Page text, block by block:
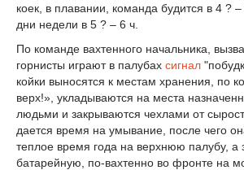
коек, в плавании, команда будится в 4 ? –
дни недели в 5 ? – 6 ч.
По команде вахтенного начальника,
горнисты играют в палубах сигнал
койки выносятся к местам хранения, по
верх!», укладываются на места
людьми и закрываются чехлами от
дается время на умывание, после чего
теплое время года на верхнюю палубу, а
батарейную, по-вахтенно во фронте на